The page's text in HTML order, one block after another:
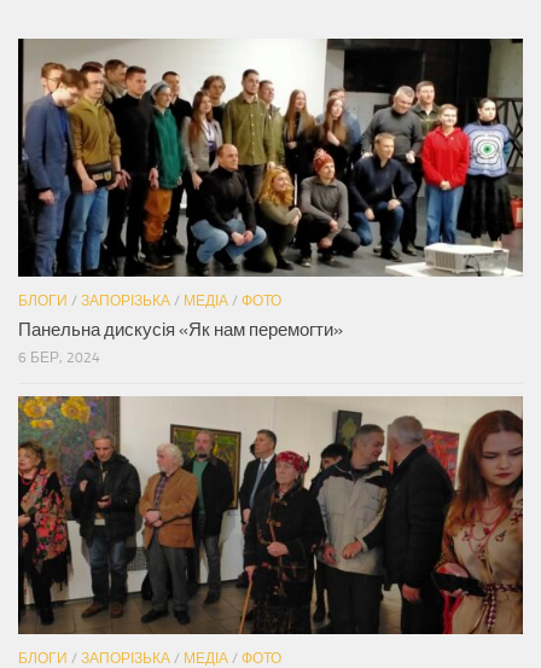
БЛОГИ / ЗАПОРІЗЬКА / МЕДІА / ФОТО
Панельна дискусія «Як нам перемогти»
6 БЕР, 2024
БЛОГИ / ЗАПОРІЗЬКА / МЕДІА / ФОТО